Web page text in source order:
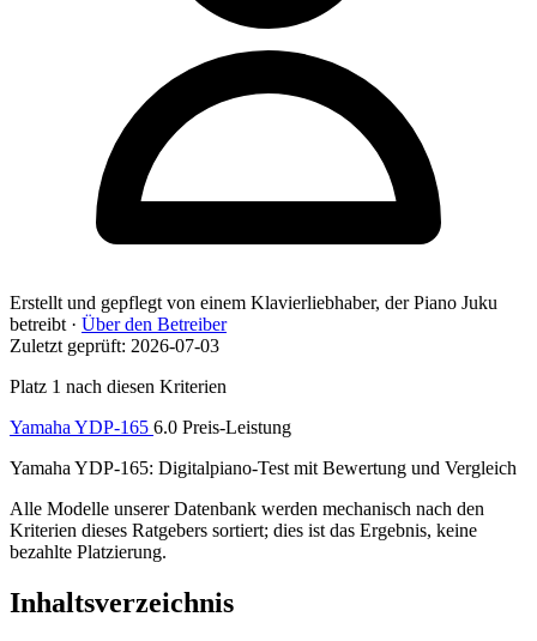
Erstellt und gepflegt von einem Klavierliebhaber, der Piano Juku
betreibt · Über den Betreiber
Zuletzt geprüft: 2026-07-03
Platz 1 nach diesen Kriterien
Yamaha YDP-165 6.0 Preis-Leistung
Yamaha YDP-165: Digitalpiano-Test mit Bewertung und Vergleich
Alle Modelle unserer Datenbank werden mechanisch nach den
Kriterien dieses Ratgebers sortiert; dies ist das Ergebnis, keine
bezahlte Platzierung.
Inhaltsverzeichnis